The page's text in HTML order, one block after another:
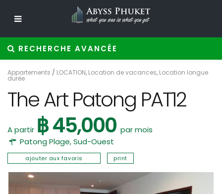
RECHERCHE AVANCÉE
Appartements / LOCATION, Location de vacances, Location longue
durée
The Art Patong PAT12
A partir ฿ 45,000 par mois
Patong Plage,Sud-Ouest
ajouter aux favoris print